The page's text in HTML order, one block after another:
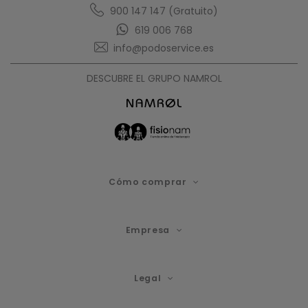
Opinión verificada
Opinión del8/9/2024 , tras una experiencia del
A.A.
(0) Informe
1
900 147 147 (Gratuito)
619 006 768
info@podoservice.es
DESCUBRE EL GRUPO NAMROL
Cómo comprar
Empresa
Legal